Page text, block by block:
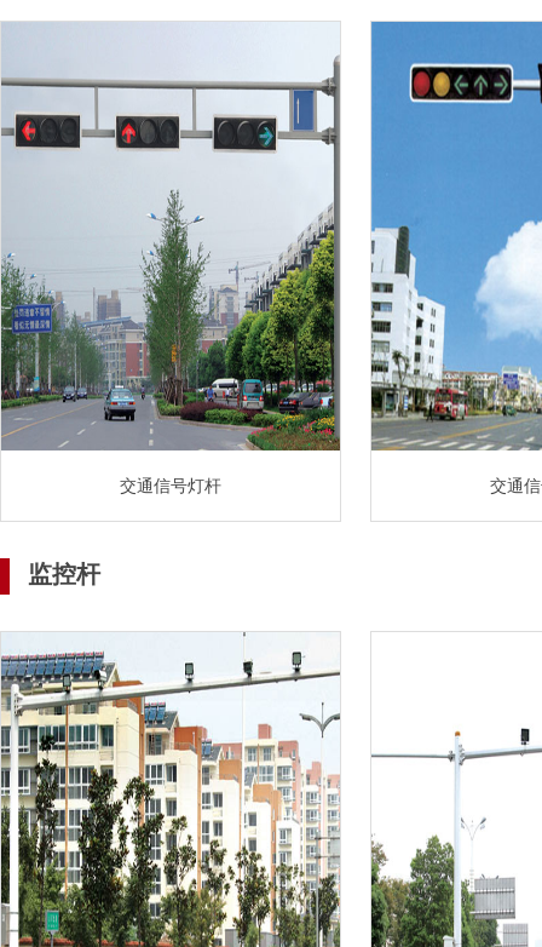
交通信号灯杆 交通
监控杆